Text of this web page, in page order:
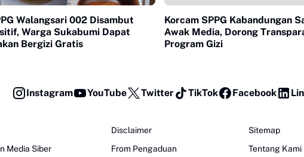
Walangsari 002 Disambut
Warga Sukabumi Dapat
Bergizi Gratis
Korcam SPPG Kabandungan
Awak Media, Dorong
Program Gizi
Instagram YouTube Twitter TikTok Facebook
Media Siber
Disclaimer
From Pengaduan
Sitemap
Tentang Kami